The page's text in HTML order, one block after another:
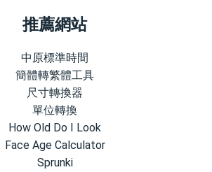
推薦網站
中原標準時間
簡體轉繁體工具
尺寸轉換器
單位轉換
How Old Do I Look
Face Age Calculator
Sprunki